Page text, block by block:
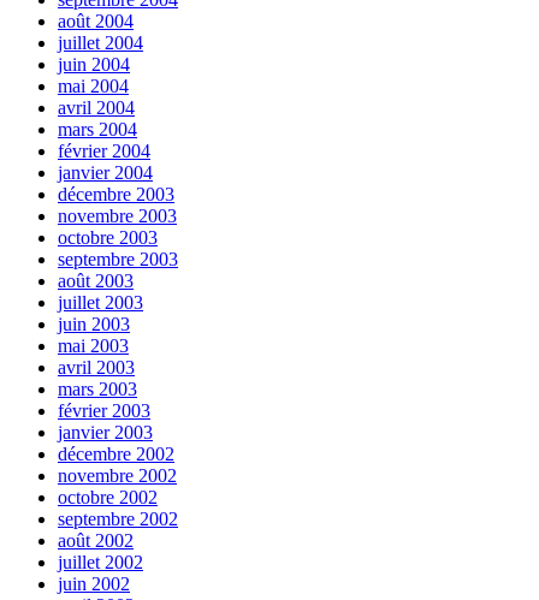
août 2004
juillet 2004
juin 2004
mai 2004
avril 2004
mars 2004
février 2004
janvier 2004
décembre 2003
novembre 2003
octobre 2003
septembre 2003
août 2003
juillet 2003
juin 2003
mai 2003
avril 2003
mars 2003
février 2003
janvier 2003
décembre 2002
novembre 2002
octobre 2002
septembre 2002
août 2002
juillet 2002
juin 2002